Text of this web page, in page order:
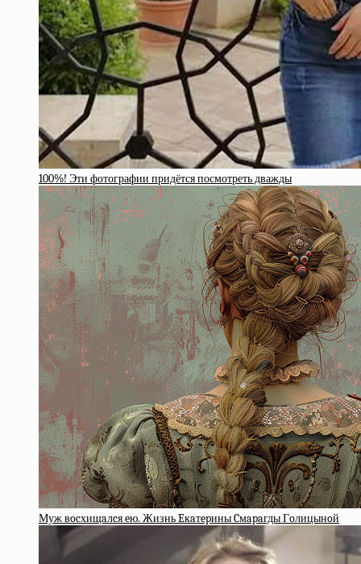
100%! Эти фотографии придётся посмотреть дважды
Муж вocхищaлcя eю. Жизнь Eкaтepины Cмapaгды Гoлицынoй